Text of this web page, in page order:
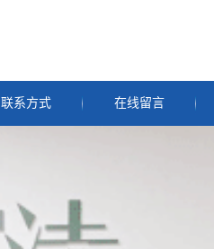
联系方式 在线留言